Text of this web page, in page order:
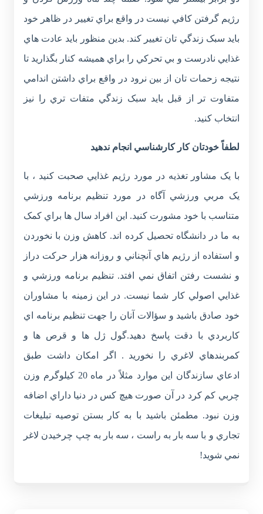
رژيم گرفتن کافي نيست در واقع براي تغيير در ظاهر خود
بايد سبک زندگي تان تغيير کند. بدين منظور بايد عادت هاي
غذايي نادرست و بي تحرکي را براي هميشه کنار بگذاريد تا
نتيجه زحمات تان از بين نرود در واقع براي داشتن اندامي
متفاوت تر از قبل بايد سبک زندگي متفات تري را نيز
انتخاب کنيد.
لطفاً خودتان کار کارشناسي انجام ندهيد
با يک مشاور تغذيه در مورد رژيم غذايي صحبت کنيد ، با
يک مربي ورزشي آگاه در مورد تنظيم برنامه ورزشي
متناسب با خود مشورت کنيد. اين افراد سال ها براي کمک
به ما در دانشگاه تحصيل کرده اند. کاهش وزن با نخوردن
و استفاده از رژيم هاي آنچناني و روزانه هزار حرکت دراز
و نشست رفتن اتفاق نمي افتد. تنظيم برنامه ورزشي و
غذايي اصولي کار شما نيست. در اين زمينه با مشاوران
خود صادق باشيد و سؤالات آنان را جهت تنظيم برنامه اي
کاربردي با دقت پاسخ دهيد.گول ژل ها و قرص ها و
کمربندهاي لاغري را نخوريد . اگر امکان داشت طبق
ادعاي سازندگان اين موارد مثلاً در ماه 20 کيلوگرم وزن
چربي کم کرد در آن صورت هيچ کس در دنيا داراي اضافه
وزن نبود. مطمئن باشيد با به کار بستن توصيه تبليغات
تجاري و با سه بار به راست ، سه بار به چپ چرخيدن لاغر
نمي شويد!